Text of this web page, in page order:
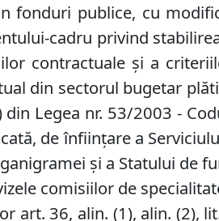
fonduri publice, cu
cadru privind
contractuale şi a
din sectorul bugetar
din Legea nr. 53/2003 -
de înfiinţare a
şi a Statului de
comisiilor de
art. 36, alin. (1), alin. (2),